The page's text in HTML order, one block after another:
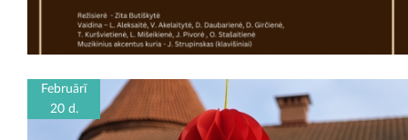
Februārī
20 d.